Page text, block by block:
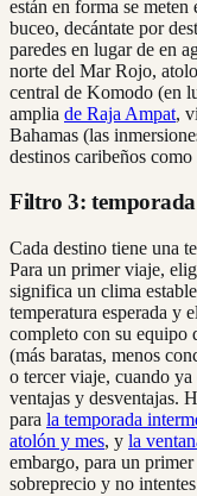
están en forma se
buceo, decántate por
paredes en lugar de en
norte del Mar Rojo,
central de Komodo (en
amplia de Raja Ampat,
Bahamas (las
destinos caribeños
Filtro 3:
Cada destino tiene una
Para un primer viaje,
significa un clima
temperatura esperada y
completo con su equipo
(más baratas, menos
o tercer viaje, cuando ya
ventajas y desventajas.
para la temporada
atolón y mes, y la
embargo, para un
sobreprecio y no